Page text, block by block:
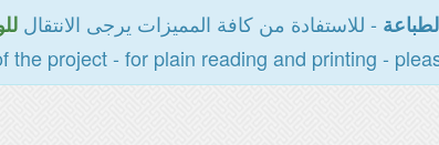
- للاستفادة من كافة المميزات يرجى الانتقال
the project - for plain reading and printing -